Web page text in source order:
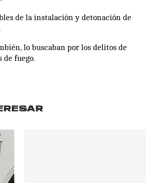
de la instalación y detonación de
lo buscaban por los delitos de
fuego.